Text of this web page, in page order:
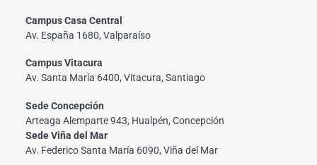
Campus Casa Central
Av. España 1680, Valparaíso
Campus Vitacura
Av. Santa María 6400, Vitacura, Santiago
Sede Concepción
Arteaga Alemparte 943, Hualpén, Concepción
Sede Viña del Mar
Av. Federico Santa María 6090, Viña del Mar